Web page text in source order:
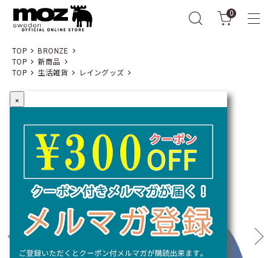
0
TOP
BRONZE
TOP
新商品
TOP
生活雑貨 レイングッズ
×